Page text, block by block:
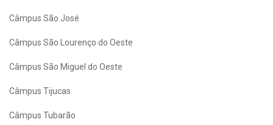
Câmpus São José
Câmpus São Lourenço do Oeste
Câmpus São Miguel do Oeste
Câmpus Tijucas
Câmpus Tubarão